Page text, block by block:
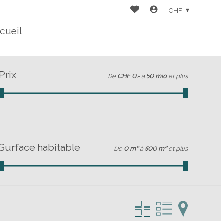
CHF
Prix De CHF 0.- à 50 mio et plus
habitable De 0 m² à 500 m² et plus